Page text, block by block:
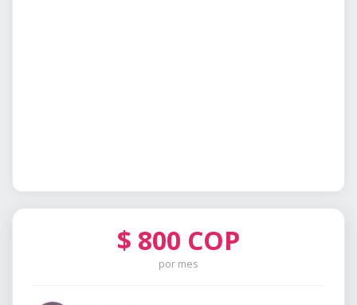
$ 800 COP
por mes